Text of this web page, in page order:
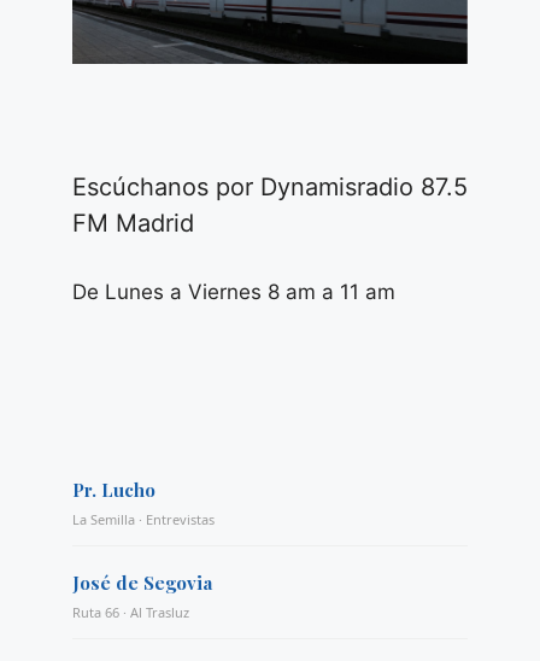
Escúchanos por Dynamisradio 87.5
FM Madrid
De Lunes a Viernes 8 am a 11 am
Pr. Lucho
La Semilla · Entrevistas
José de Segovia
Ruta 66 · Al Trasluz